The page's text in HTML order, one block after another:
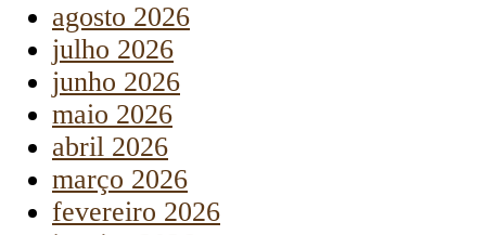
agosto 2026
julho 2026
junho 2026
maio 2026
abril 2026
março 2026
fevereiro 2026